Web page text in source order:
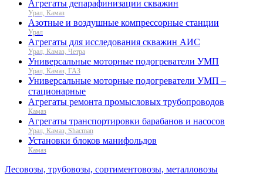
Агрегаты депарафинизации скважин
Урал, Камаз
Азотные и воздушные компрессорные станции
Урал
Агрегаты для исследования скважин АИС
Урал, Камаз, Четра
Универсальные моторные подогреватели УМП
Урал, Камаз, ГАЗ
Универсальные моторные подогреватели УМП –
стационарные
Агрегаты ремонта промысловых трубопроводов
Камаз
Агрегаты транспортировки барабанов и насосов
Урал, Камаз, Shacman
Установки блоков манифольдов
Камаз
Лесовозы, трубовозы, сортиментовозы, металловозы